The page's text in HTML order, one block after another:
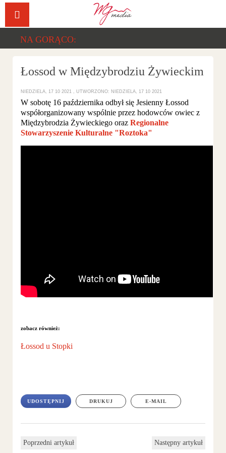
NA GORĄCO:
Łossod w Międzybrodziu Żywieckim
NIEDZIELA, 17 10 2021 UTWORZONO: NIEDZIELA, 17 10 2021
W sobotę 16 października odbył się Jesienny Łossod
współorganizowany wspólnie przez hodowców owiec z
Międzybrodzia Żywieckiego oraz Regionalne
Stowarzyszenie Kulturalne "Roztoka"
zobacz również:
Łossod u Stopki
UDOSTĘPNIJ DRUKUJ E-MAIL
Poprzedni artykuł Następny artykuł